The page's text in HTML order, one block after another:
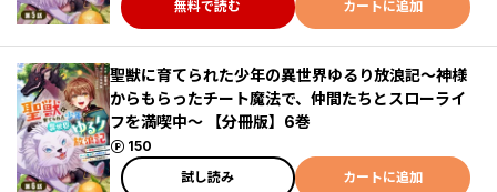
無料で読む
カートに追加
聖獣に育てられた少年の異世界ゆるり放浪記～神様
からもらったチート魔法で、仲間たちとスローライ
フを満喫中～ 【分冊版】6巻
150
ポイント
試し読み
カートに追加